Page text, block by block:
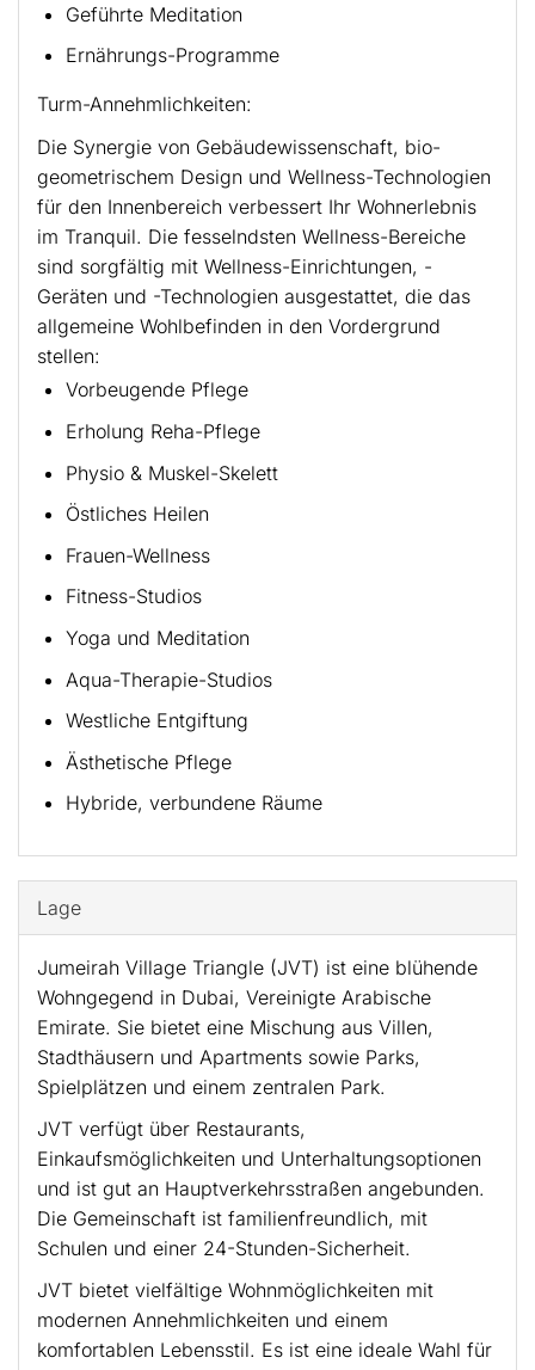
Geführte Meditation
Ernährungs-Programme
Turm-Annehmlichkeiten:
Die Synergie von Gebäudewissenschaft, bio-
geometrischem Design und Wellness-Technologien
für den Innenbereich verbessert Ihr Wohnerlebnis
im Tranquil. Die fesselndsten Wellness-Bereiche
sind sorgfältig mit Wellness-Einrichtungen, -
Geräten und -Technologien ausgestattet, die das
allgemeine Wohlbefinden in den Vordergrund
stellen:
Vorbeugende Pflege
Erholung Reha-Pflege
Physio & Muskel-Skelett
Östliches Heilen
Frauen-Wellness
Fitness-Studios
Yoga und Meditation
Aqua-Therapie-Studios
Westliche Entgiftung
Ästhetische Pflege
Hybride, verbundene Räume
Lage
Jumeirah Village Triangle (JVT) ist eine blühende
Wohngegend in Dubai, Vereinigte Arabische
Emirate. Sie bietet eine Mischung aus Villen,
Stadthäusern und Apartments sowie Parks,
Spielplätzen und einem zentralen Park.
JVT verfügt über Restaurants,
Einkaufsmöglichkeiten und Unterhaltungsoptionen
und ist gut an Hauptverkehrsstraßen angebunden.
Die Gemeinschaft ist familienfreundlich, mit
Schulen und einer 24-Stunden-Sicherheit.
JVT bietet vielfältige Wohnmöglichkeiten mit
modernen Annehmlichkeiten und einem
komfortablen Lebensstil. Es ist eine ideale Wahl für